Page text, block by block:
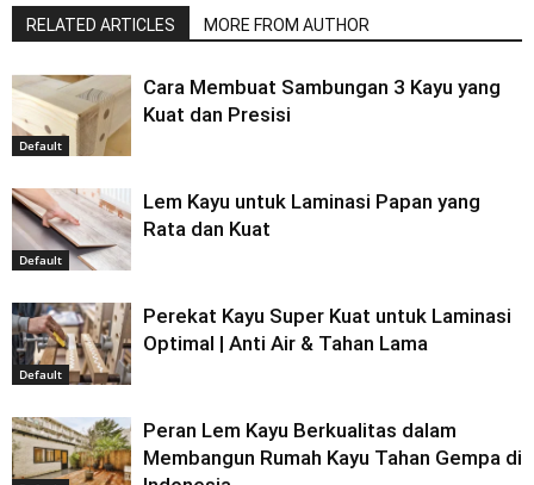
RELATED ARTICLES MORE FROM AUTHOR
Default
Cara Membuat Sambungan 3 Kayu yang
Kuat dan Presisi
Default
Lem Kayu untuk Laminasi Papan yang
Rata dan Kuat
Default
Perekat Kayu Super Kuat untuk Laminasi
Optimal | Anti Air & Tahan Lama
Peran Lem Kayu Berkualitas dalam
Membangun Rumah Kayu Tahan Gempa di